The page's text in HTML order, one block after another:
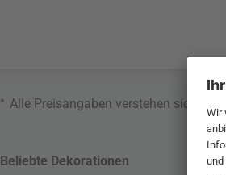
* Alle Preisangaben verstehen sich
Beliebte Dekorationen